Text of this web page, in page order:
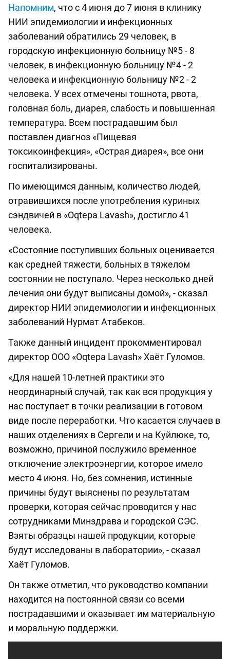
Напомним, что с 4 июня до 7 июня в клинику
НИИ эпидемиологии и инфекционных
заболеваний обратились 29 человек, в
городскую инфекционную больницу №5 - 8
человек, в инфекционную больницу №4 - 2
человека и инфекционную больницу №2 - 2
человека. У всех отмечены тошнота, рвота,
головная боль, диарея, слабость и повышенная
температура. Всем пострадавшим был
поставлен диагноз «Пищевая
токсикоинфекция», «Острая диарея», все они
госпитализированы.
По имеющимся данным, количество людей,
отравившихся после употребления куриных
сэндвичей в «Oqtepa Lavash», достигло 41
человека.
«Состояние поступивших больных оценивается
как средней тяжести, больных в тяжелом
состоянии не поступало. Через несколько дней
лечения они будут выписаны домой», - сказал
директор НИИ эпидемиологии и инфекционных
заболеваний Нурмат Атабеков.
Также данный инцидент прокомментировал
директор ООО «Oqtepa Lavash» Хаёт Гуломов.
«Для нашей 10-летней практики это
неординарный случай, так как вся продукция у
нас поступает в точки реализации в готовом
виде после переработки. Что касается случаев в
наших отделениях в Сергели и на Куйлюке, то,
возможно, причиной послужило временное
отключение электроэнергии, которое имело
место 4 июня. Но, без сомнения, истинные
причины будут выяснены по результатам
проверки, которая сейчас проводится у нас
сотрудниками Минздрава и городской СЭС.
Взяты образцы нашей продукции, которые
будут исследованы в лаборатории», - сказал
Хаёт Гуломов.
Он также отметил, что руководство компании
находится на постоянной связи со всеми
пострадавшими и оказывает им материальную
и моральную поддержки.